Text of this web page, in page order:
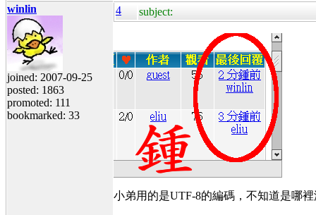
winlin
joined: 2007-09-25
posted: 1863
promoted: 111
bookmarked: 33
4 subject:
小弟用的是UTF-8的編碼，不知道是哪裡